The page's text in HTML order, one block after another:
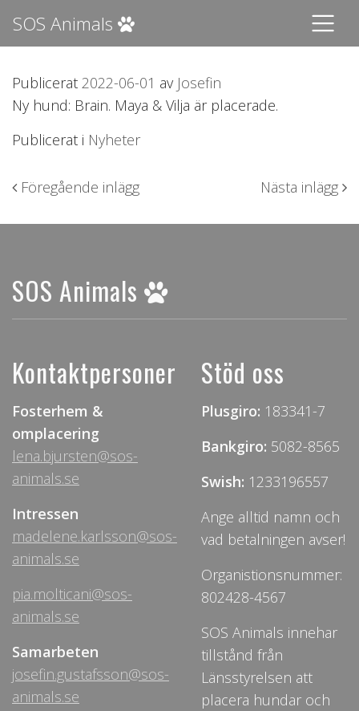
SOS Animals
Publicerat 2022-06-01 av Josefin
Ny hund: Brain. Maya & Vilja är placerade.
Publicerat i Nyheter
Inläggsnavigering
Föregående inlägg Nästa inlägg
SOS Animals
Kontaktpersoner
Fosterhem &
omplacering
lena.bjursten@sos-
animals.se
Intressen
madelene.karlsson@sos-
animals.se
pia.molticani@sos-
animals.se
Samarbeten
josefin.gustafsson@sos-
animals.se
Stöd oss
Plusgiro: 183341-7
Bankgiro: 5082-8565
Swish: 1233196557
Ange alltid namn och
vad betalningen avser!
Organistionsnummer:
802428-4567
SOS Animals innehar
tillstånd från
Länsstyrelsen att
placera hundar och